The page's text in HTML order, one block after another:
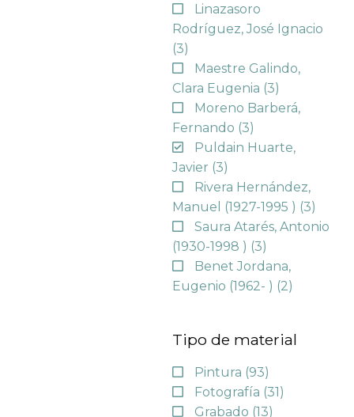
Linazasoro
Rodríguez, José Ignacio
(3)
Maestre Galindo,
Clara Eugenia (3)
Moreno Barberá,
Fernando (3)
Puldain Huarte,
Javier (3)
Rivera Hernández,
Manuel (1927-1995 ) (3)
Saura Atarés, Antonio
(1930-1998 ) (3)
Benet Jordana,
Eugenio (1962- ) (2)
Tipo de material
Pintura (93)
Fotografía (31)
Grabado (13)